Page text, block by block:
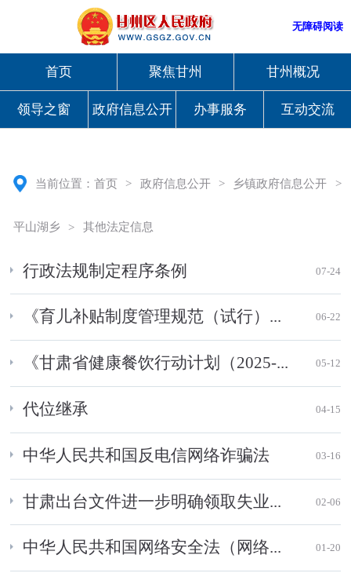
无障碍阅读
首页 聚焦甘州 甘州概况
领导之窗 政府信息公开 办事服务 互动交流
当前位置：首页 > 政府信息公开 > 乡镇政府信息公开 >
平山湖乡 > 其他法定信息
行政法规制定程序条例 07-24
《育儿补贴制度管理规范（试行）... 06-22
《甘肃省健康餐饮行动计划（2025-... 05-12
代位继承 04-15
中华人民共和国反电信网络诈骗法 03-16
甘肃出台文件进一步明确领取失业... 02-06
中华人民共和国网络安全法（网络... 01-20